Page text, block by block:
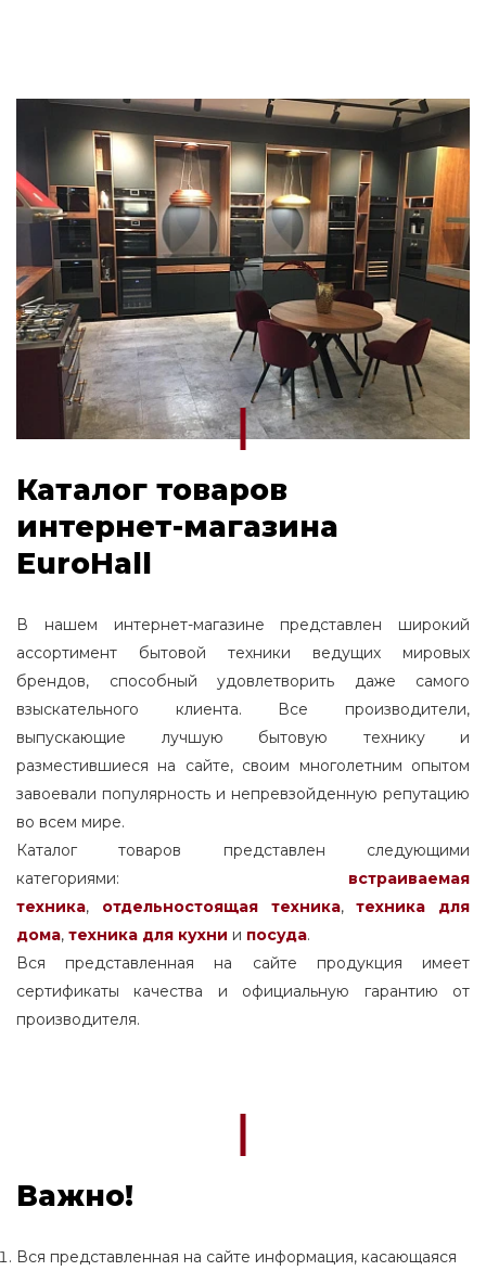
Каталог товаров
интернет-магазина
EuroHall
В нашем интернет-магазине представлен широкий
ассортимент бытовой техники ведущих мировых
брендов, способный удовлетворить даже самого
взыскательного клиента. Все производители,
выпускающие лучшую бытовую технику и
разместившиеся на сайте, своим многолетним опытом
завоевали популярность и непревзойденную репутацию
во всем мире.
Каталог товаров представлен следующими
категориями: встраиваемая
техника, отдельностоящаятехника,
техника для
дома, техника для кухни и посуда.
Вся представленная на сайте продукция имеет
сертификаты качества и официальную гарантию от
производителя.
Важно!
Вся представленная на сайте информация, касающаяся